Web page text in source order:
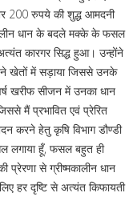
200 रुपये की शुद्ध आमदनी
धान के बदले मक्के के फसल
कारगर सिद्ध हुआ। उन्होंने
खेतों में सड़ाया जिससे उनके
खरीफ सीजन में उनका धान
मैं प्रभावित एवं प्रेरित
करने हेतु कृषि विभाग डौण्डी
लगाया हूँ, फसल बहुत ही
से ग्रीष्मकालीन धान
हर दृष्टि से अत्यंत किफायती